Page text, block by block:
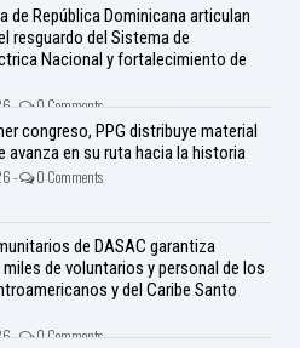
de República Dominicana articulan
resguardo del Sistema de
Nacional y fortalecimiento de
- 0 Comments
congreso, PPG distribuye material
avanza en su ruta hacia la historia
- 0 Comments
de DASAC garantiza
de voluntarios y personal de los
y del Caribe Santo
- 0 Comments